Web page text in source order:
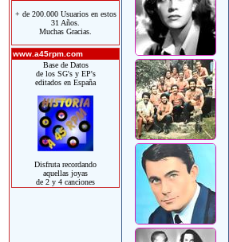
+ de 200.000 Usuarios en estos
31 Años.
Muchas Gracias.
www.a45rpm.com
Base de Datos
de los SG's y EP's
editados en España
Disfruta recordando
aquellas joyas
de 2 y 4 canciones